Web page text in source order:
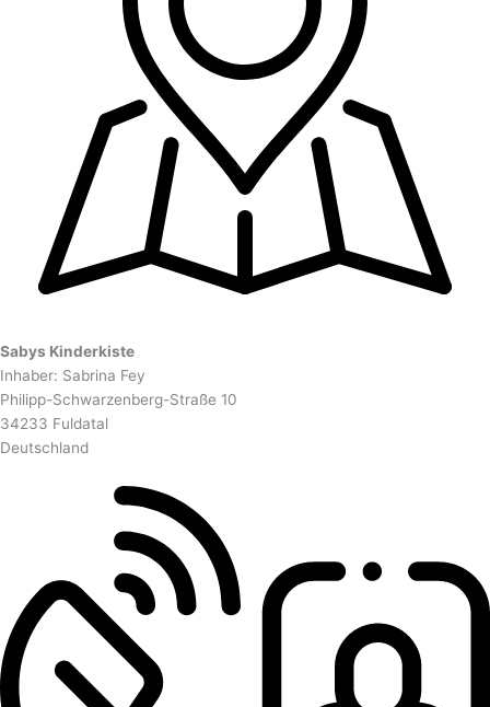
Sabys Kinderkiste
Inhaber: Sabrina Fey
Philipp-Schwarzenberg-Straße 10
34233 Fuldatal
Deutschland